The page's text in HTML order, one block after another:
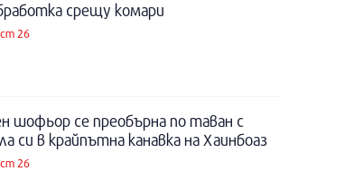
срещу комари
26
шофьор се преобърна по таван с
си в крайпътна канавка на Хаинбоаз
26